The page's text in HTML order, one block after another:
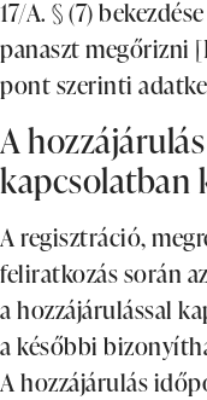
17/A. § (7)
panaszt megőrizni
pont szerinti
A
kapcsolatban
A regisztráció,
feliratkozás során
a hozzájárulással
a későbbi
A hozzájárulás